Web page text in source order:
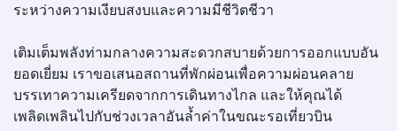
ระหว่างความเงียบสงบและความมีชีวิตชีวา
เติมเต็มพลังท่ามกลางความสะดวกสบายด้วยการออกแบบอัน
ยอดเยี่ยม เราขอเสนอสถานที่พักผ่อนเพื่อความผ่อนคลาย
บรรเทาความเครียดจากการเดินทางไกล และให้คุณได้
เพลิดเพลินไปกับช่วงเวลาอันล้ำค่าในขณะรอเที่ยวบิน